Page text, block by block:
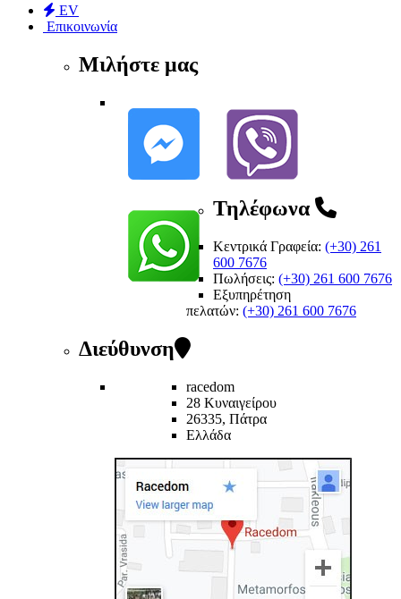
EV
Επικοινωνία
Μιλήστε μας
Τηλέφωνα
Κεντρικά Γραφεία: (+30) 261
600 7676
Πωλήσεις: (+30) 261 600 7676
Εξυπηρέτηση
πελατών: (+30) 261 600 7676
Διεύθυνση
racedom
28 Κυναιγείρου
26335, Πάτρα
Ελλάδα